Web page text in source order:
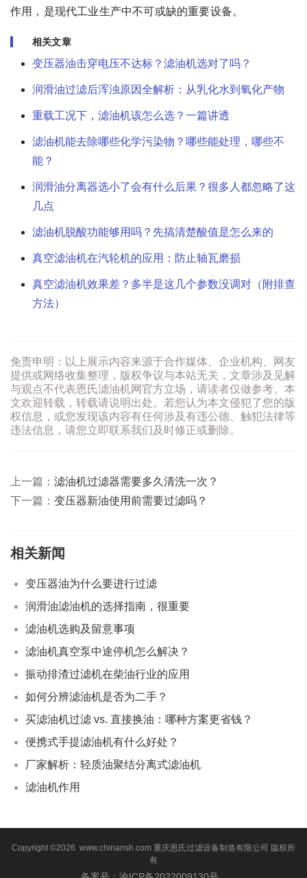
作用，是现代工业生产中不可或缺的重要设备。
相关文章
变压器油击穿电压不达标？滤油机选对了吗？
润滑油过滤后浑浊原因全解析：从乳化水到氧化产物
重载工况下，滤油机该怎么选？一篇讲透
滤油机能去除哪些化学污染物？哪些能处理，哪些不
能？
润滑油分离器选小了会有什么后果？很多人都忽略了这
几点
滤油机脱酸功能够用吗？先搞清楚酸值是怎么来的
真空滤油机在汽轮机的应用：防止轴瓦磨损
真空滤油机效果差？多半是这几个参数没调对（附排查
方法）
免责申明：以上展示内容来源于合作媒体、企业机构、网友
提供或网络收集整理，版权争议与本站无关，文章涉及见解
与观点不代表恩氏滤油机网官方立场，请读者仅做参考。本
文欢迎转载，转载请说明出处。若您认为本文侵犯了您的版
权信息，或您发现该内容有任何涉及有违公德、触犯法律等
违法信息，请您立即联系我们及时修正或删除。
上一篇： 滤油机过滤器需要多久清洗一次？
下一篇： 变压器新油使用前需要过滤吗？
相关新闻
变压器油为什么要进行过滤
润滑油滤油机的选择指南，很重要
滤油机选购及留意事项
滤油机真空泵中途停机怎么解决？
振动排渣过滤机在柴油行业的应用
如何分辨滤油机是否为二手？
买滤油机过滤 vs. 直接换油：哪种方案更省钱？
便携式手提滤油机有什么好处？
厂家解析：轻质油聚结分离式滤油机
滤油机作用
Copyright ©2026 www.chinansh.com 重庆恩氏过滤设备制造有限公司 版权所
有